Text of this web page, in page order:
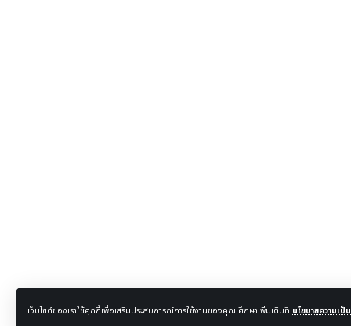
เว็บไซต์ของเราใช้คุกกี้เพื่อเสริมประสบการณ์การใช้งานของคุณ ศึกษาเพิ่มเติมที่ นโยบายความเป็